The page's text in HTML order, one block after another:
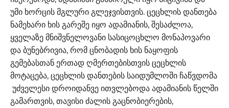
უმი ხორცის მგლური გლეჯვისთვის. ცეცხლის დანთება
ნამეხარი ხის გარეშე იყო ადამიანის, შესაძლოა,
ყველაზე მნიშვნელოვანი სასიცოცხლო მონაპოვარი
და ბუნებრივია, რომ ცნობადის ხის ნაყოფის
გემებასთან ერთად ღმერთებისთვის ცეცხლის
მოტაცება, ცეცხლის დანთების საიდუმლოში ჩაწვდომა
უძველესი დროიდანვე ითვლებოდა ადამიანის წელში
გამართვის, თავისი ძალის გაცნობიერების,